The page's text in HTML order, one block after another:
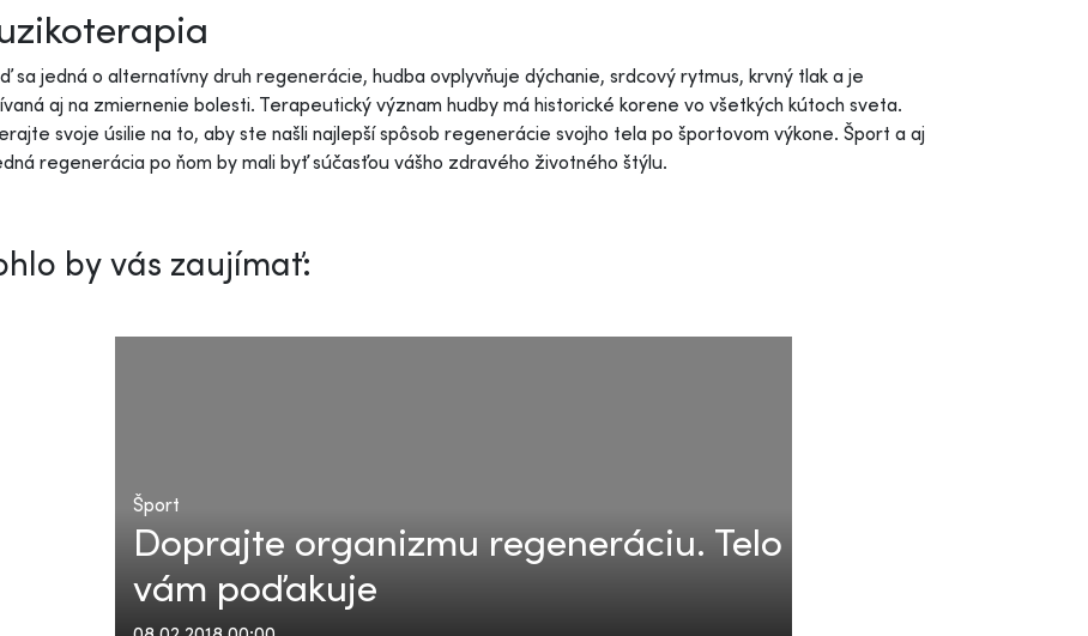
sa jedná o alternatívny druh regenerácie, hudba ovplyvňuje dýchanie, srdcový rytmus, krvný tlak a je
aj na zmiernenie bolesti. Terapeutický význam hudby má historické korene vo všetkých kútoch sveta.
svoje úsilie na to, aby ste našli najlepší spôsob regenerácie svojho tela po športovom výkone. Šport a aj
regenerácia po ňom by mali byť súčasťou vášho zdravého životného štýlu.
by vás zaujímať:
Šport
Doprajte organizmu regeneráciu. Telo
vám poďakuje